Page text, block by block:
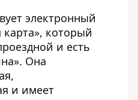
электронный
карта», который
и есть
Она
и имеет